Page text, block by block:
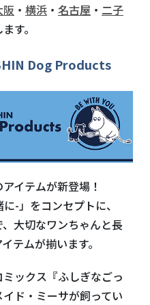
阪 ・ 横浜 ・ 名古屋 ・ 二子
す。
Dog Products
イテムが新登場！
-」をコンセプトに、
大切なワンちゃんと長
テムが揃います。
ックス『ふしぎなごっ
ド・ミーサが飼ってい